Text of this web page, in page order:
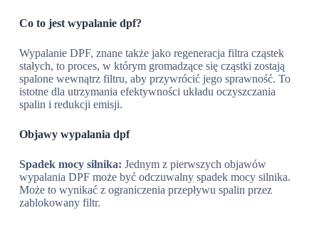
Co to jest wypalanie dpf?
Wypalanie DPF, znane także jako regeneracja filtra cząstek
stałych, to proces, w którym gromadzące się cząstki zostają
spalone wewnątrz filtru, aby przywrócić jego sprawność. To
istotne dla utrzymania efektywności układu oczyszczania
spalin i redukcji emisji.
Objawy wypalania dpf
Spadek mocy silnika: Jednym z pierwszych objawów
wypalania DPF może być odczuwalny spadek mocy silnika.
Może to wynikać z ograniczenia przepływu spalin przez
zablokowany filtr.